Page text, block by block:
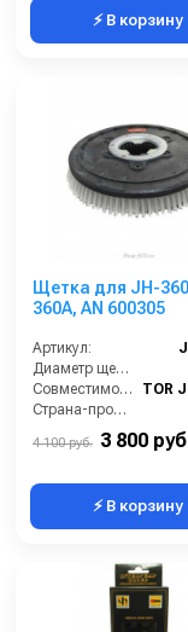
⚡ В корзину
Щетка для JH-
360A, AN 600305
Артикул:
Диаметр щетки Ø (мм):
Совместимость:
Страна-производитель:
4 100 руб. 3 800
⚡ В корзину